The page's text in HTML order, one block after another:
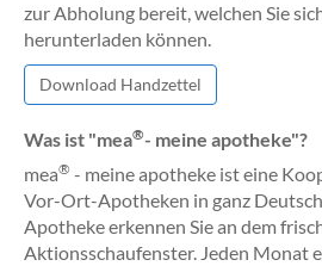
zur Abholung bereit, welchen Sie
herunterladen können.
Download Handzettel
Was ist "mea®- meine apotheke"?
mea® - meine apotheke ist eine
Vor-Ort-Apotheken in ganz
Apotheke erkennen Sie an dem
Aktionsschaufenster. Jeden Monat